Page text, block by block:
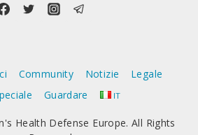
Community Notizie
Legale
Guardare IT
Health Defense Europe. All Rights